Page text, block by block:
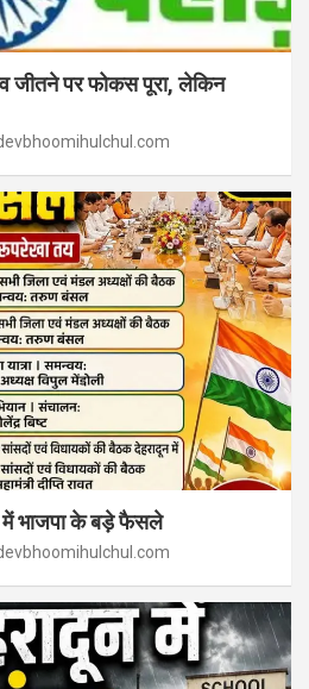
जीतने पर फोकस पूरा, लेकिन
में भाजपा के बड़े फैसले